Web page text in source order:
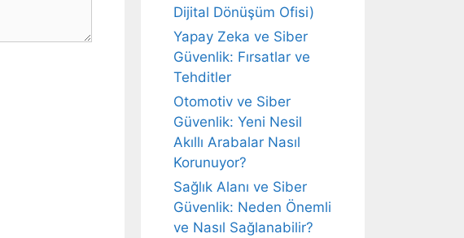
Dijital Dönüşüm Ofisi)
Yapay Zeka ve Siber
Güvenlik: Fırsatlar ve
Tehditler
Otomotiv ve Siber
Güvenlik: Yeni Nesil
Akıllı Arabalar Nasıl
Korunuyor?
Sağlık Alanı ve Siber
Güvenlik: Neden Önemli
ve Nasıl Sağlanabilir?